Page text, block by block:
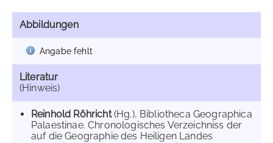
Abbildungen
Angabe fehlt
Literatur
(Hinweis)
Reinhold Röhricht(Hg.), Bibliotheca Geographica
Palaestinae. Chronologisches Verzeichniss der
auf die Geographie des Heiligen Landes